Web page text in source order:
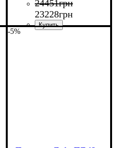
24451грн
23228грн
-5%